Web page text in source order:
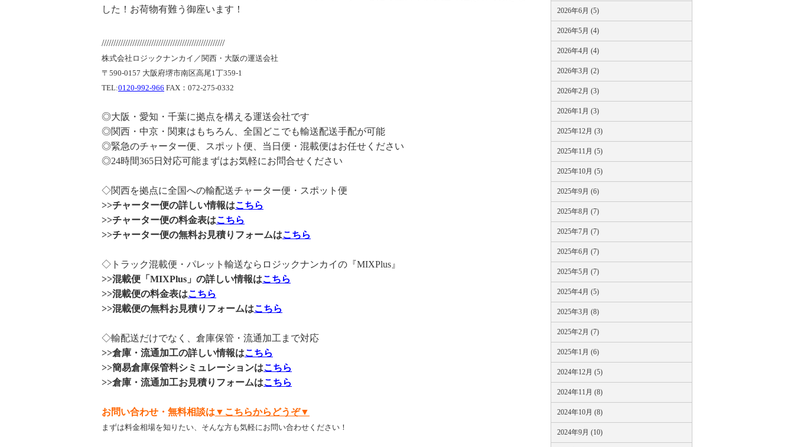
した！お荷物有難う御座います！
////////////////////////////////////////////////////
株式会社ロジックナンカイ／関西・大阪の運送会社
〒590-0157 大阪府堺市南区高尾1丁359-1
TEL:0120-992-966 FAX：072-275-0332
◎大阪・愛知・千葉に拠点を構える運送会社です
◎関西・中京・関東はもちろん、全国どこでも輸送配送手配が可能
◎緊急のチャーター便、スポット便、当日便・混載便はお任せください
◎24時間365日対応可能まずはお気軽にお問合せください
◇関西を拠点に全国への輸配送チャーター便・スポット便
>>チャーター便の詳しい情報はこちら
>>チャーター便の料金表はこちら
>>チャーター便の無料お見積りフォームはこちら
◇トラック混載便・パレット輸送ならロジックナンカイの『MIXPlus』
>>混載便「MIXPlus」の詳しい情報はこちら
>>混載便の料金表はこちら
>>混載便の無料お見積りフォームはこちら
◇輸配送だけでなく、倉庫保管・流通加工まで対応
>>倉庫・流通加工の詳しい情報はこちら
>>簡易倉庫保管料シミュレーションはこちら
>>倉庫・流通加工お見積りフォームはこちら
お問い合わせ・無料相談は ▼こちらからどうぞ▼
まずは料金相場を知りたい、そんな方も気軽にお問い合わせください！
2026年6月 (5)
2026年5月 (4)
2026年4月 (4)
2026年3月 (2)
2026年2月 (3)
2026年1月 (3)
2025年12月 (3)
2025年11月 (5)
2025年10月 (5)
2025年9月 (6)
2025年8月 (7)
2025年7月 (7)
2025年6月 (7)
2025年5月 (7)
2025年4月 (5)
2025年3月 (8)
2025年2月 (7)
2025年1月 (6)
2024年12月 (5)
2024年11月 (8)
2024年10月 (8)
2024年9月 (10)